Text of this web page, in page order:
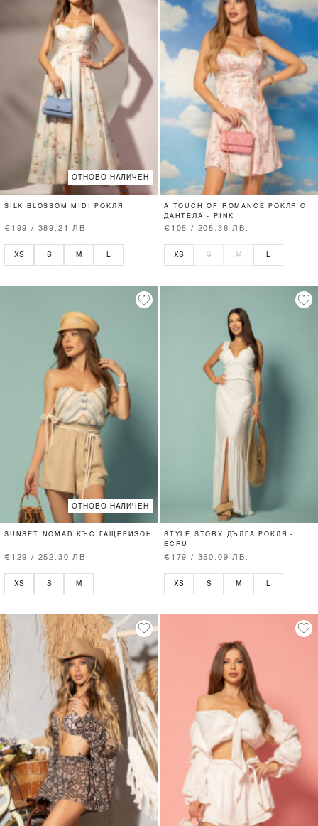
ОТНОВО НАЛИЧЕН
SILK BLOSSOM MIDI РОКЛЯ
€199 / 389.21 ЛВ.
XS S M L
A TOUCH OF ROMANCE РОКЛЯ С
ДАНТЕЛА - PINK
€105 / 205.36 ЛВ.
XS S M L
ОТНОВО НАЛИЧЕН
SUNSET NOMAD КЪС ГАЩЕРИЗОН
€129 / 252.30 ЛВ.
XS S M
STYLE STORY ДЪЛГА РОКЛЯ -
ECRU
€179 / 350.09 ЛВ.
XS S M